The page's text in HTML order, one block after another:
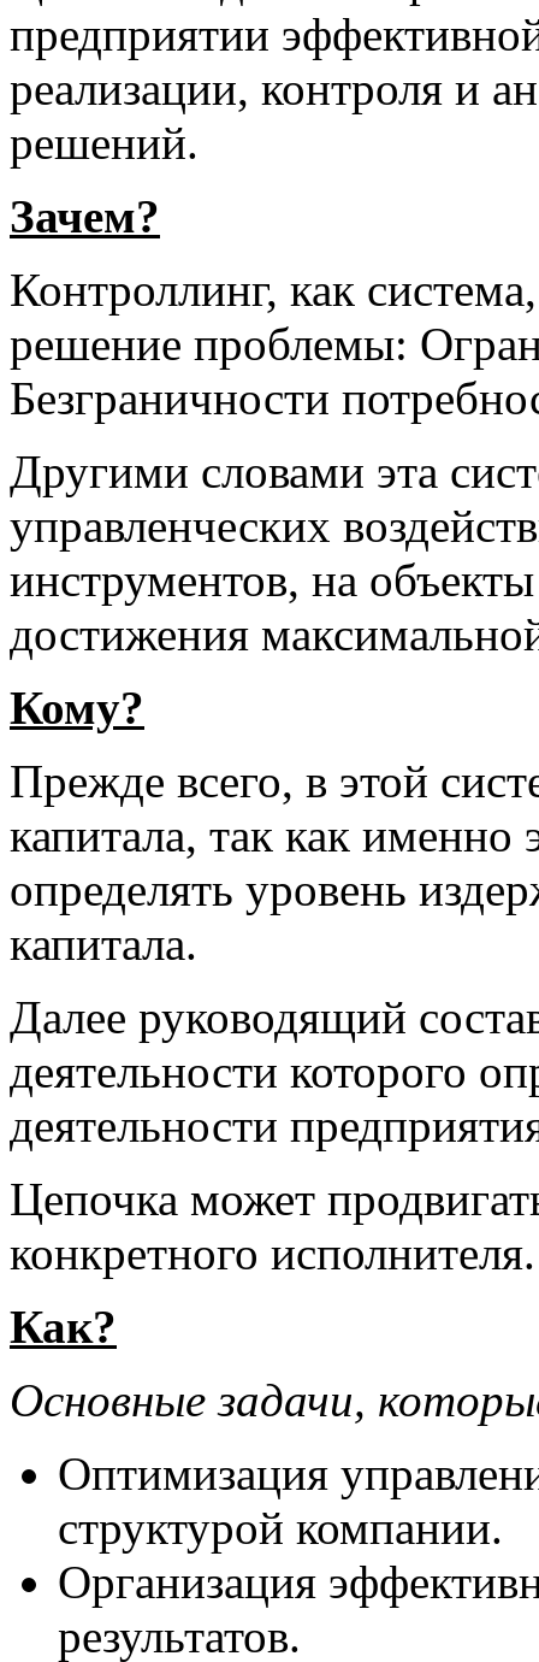
предприятии
реализации, контроля и
решений.
Зачем?
Контроллинг, как
решение проблемы:
Безграничности
Другими словами эта
управленческих
инструментов, на
достижения
Кому?
Прежде всего, в этой
капитала, так как именно
определять уровень
капитала.
Далее руководящий
деятельности которого
деятельности
Цепочка может
конкретного исполнителя.
Как?
Основные задачи,
Оптимизация
структурой компании.
Организация
результатов.